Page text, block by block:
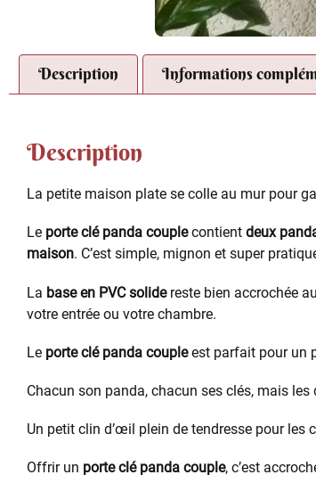
Description Informations
Description
La petite maison plate se colle au mur pour
Le porte clé panda couplecontient deux
maison. C’est simple, mignon et super
La base en PVC solidereste bien accrochée
votre entrée ou votre chambre.
Le porte clé panda coupleest parfait pour un
Chacun son panda, chacun ses clés, mais
Un petit clin d’œil plein de tendresse pour les
Offrir un porte clé panda couple, c’est